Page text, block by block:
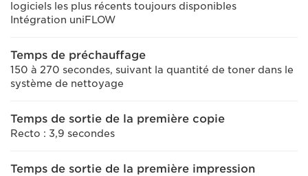
logiciels les plus récents toujours disponibles
Intégration uniFLOW
Temps de préchauffage
150 à 270 secondes, suivant la quantité de toner dans le
système de nettoyage
Temps de sortie de la première copie
Recto : 3,9 secondes
Temps de sortie de la première impression